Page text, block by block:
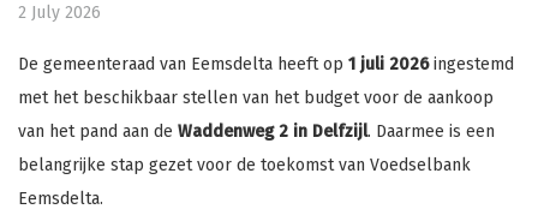
2 July 2026
De gemeenteraad van Eemsdelta heeft op 1 juli 2026ingestemd
met het beschikbaar stellen van het budget voor de aankoop
van het pand aan de Waddenweg 2 in Delfzijl. Daarmee is een
belangrijke stap gezet voor de toekomst van Voedselbank
Eemsdelta.